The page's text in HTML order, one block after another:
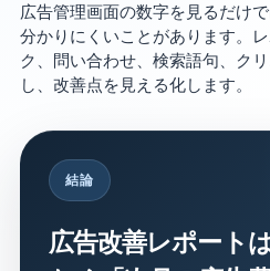
広告管理画面の数字を見るだけ
分かりにくいことがあります。
ク、問い合わせ、検索語句、ク
し、改善点を見える化します。
結論
広告改善レポート